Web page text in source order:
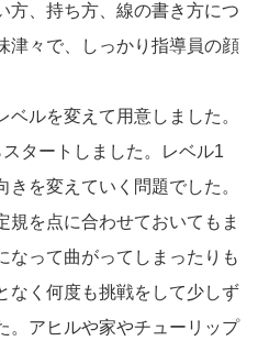
方、持ち方、線の書き方につ
津々で、しっかり指導員の顔
ルを変えて用意しました。
タートしました。レベル1
を変えていく問題でした。
規を点に合わせておいてもま
なって曲がってしまったりも
なく何度も挑戦をして少しず
。アヒルや家やチューリップ